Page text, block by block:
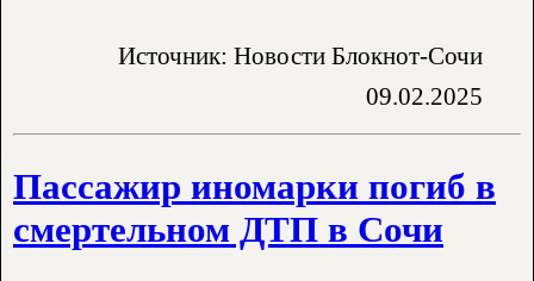
Источник: Новости Блокнот-Сочи
09.02.2025
Пассажир иномарки погиб в
смертельном ДТП в Сочи